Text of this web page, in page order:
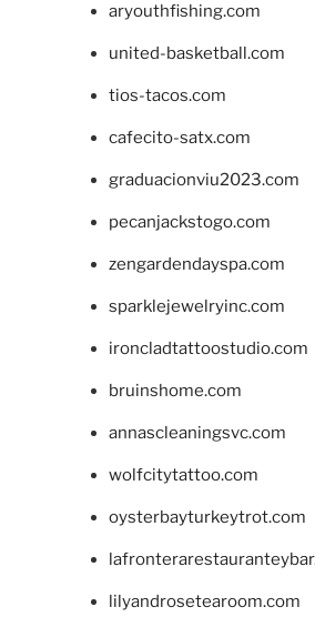
aryouthfishing.com
united-basketball.com
tios-tacos.com
cafecito-satx.com
graduacionviu2023.com
pecanjackstogo.com
zengardendayspa.com
sparklejewelryinc.com
ironcladtattoostudio.com
bruinshome.com
annascleaningsvc.com
wolfcitytattoo.com
oysterbayturkeytrot.com
lilyandrosetearoom.com